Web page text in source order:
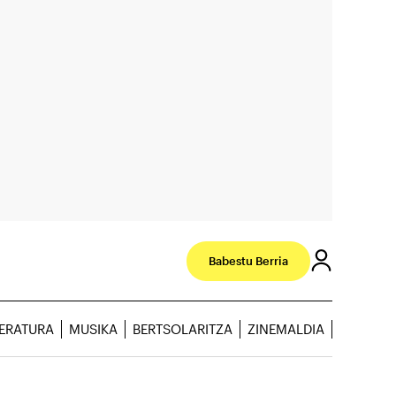
Babestu Berria
MUSIKA BERTSOLARITZA ZINEMALDIA